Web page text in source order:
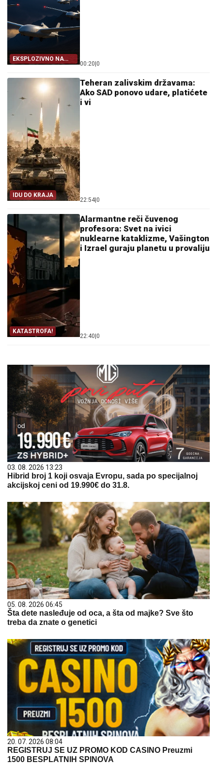
EKSPLOZIVNO NA
BLISKOM ISTOKU
00:20 0
IDU DO KRAJA
Teheran zalivskim državama:
Ako SAD ponovo udare, platićete
i vi
22:54 0
KATASTROFA!
Alarmantne reči čuvenog
profesora: Svet na ivici
nuklearne kataklizme, Vašington
i Izrael guraju planetu u provaliju
22:40 0
03. 08. 2026 13:23
Hibrid broj 1 koji osvaja Evropu, sada po specijalnoj
akcijskoj ceni od 19.990€ do 31.8.
05. 08. 2026 06:45
Šta dete nasleđuje od oca, a šta od majke? Sve što
treba da znate o genetici
20. 07. 2026 08:04
REGISTRUJ SE UZ PROMO KOD CASINO Preuzmi
1500 BESPLATNIH SPINOVA